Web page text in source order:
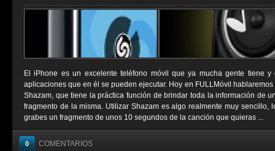
El iPhone es un excelente teléfono móvil que ya mucha gente tiene
aplicaciones que en él se pueden ejecutar. Hoy en FULLMóvil
Shazam, que tiene la práctica función de brindar toda la información de
fragmento de la misma. Utilizar Shazam es algo realmente muy sencillo,
grabes un fragmento de unos 10 segundos de la canción que quieras ...
0 COMENTARIOS